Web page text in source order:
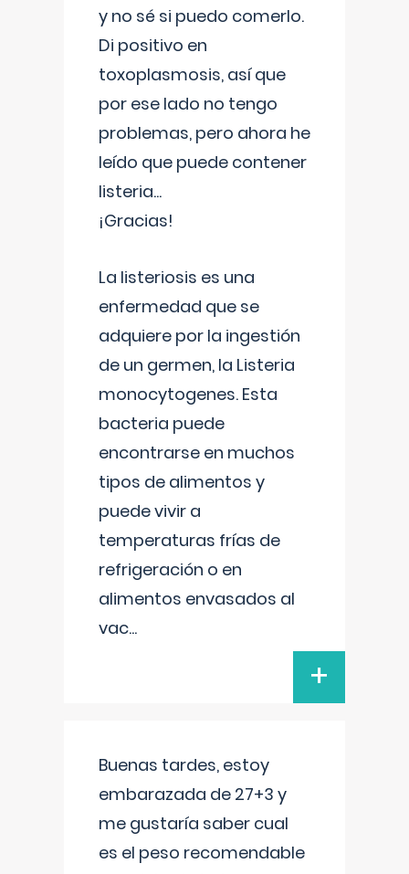
y no sé si puedo comerlo.
Di positivo en
toxoplasmosis, así que
por ese lado no tengo
problemas, pero ahora he
leído que puede contener
listeria...
¡Gracias!
La listeriosis es una
enfermedad que se
adquiere por la ingestión
de un germen, la Listeria
monocytogenes. Esta
bacteria puede
encontrarse en muchos
tipos de alimentos y
puede vivir a
temperaturas frías de
refrigeración o en
alimentos envasados al
vac...
+
Buenas tardes, estoy
embarazada de 27+3 y
me gustaría saber cual
es el peso recomendable